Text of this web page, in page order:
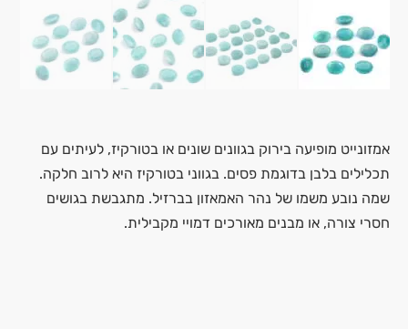
אמזונייט מופיעה בירוק בגוונים שונים או בטורקיז, לעיתים עם
תכלילים בלבן בדוגמת פסים. בגווני בטורקיז היא לרוב חלקה.
שמה נובע משמו של נהר האמאזון בברזיל. מתגבשת בגושים
חסרי צורה, או מבנים מאורכים דמויי מקבילית.